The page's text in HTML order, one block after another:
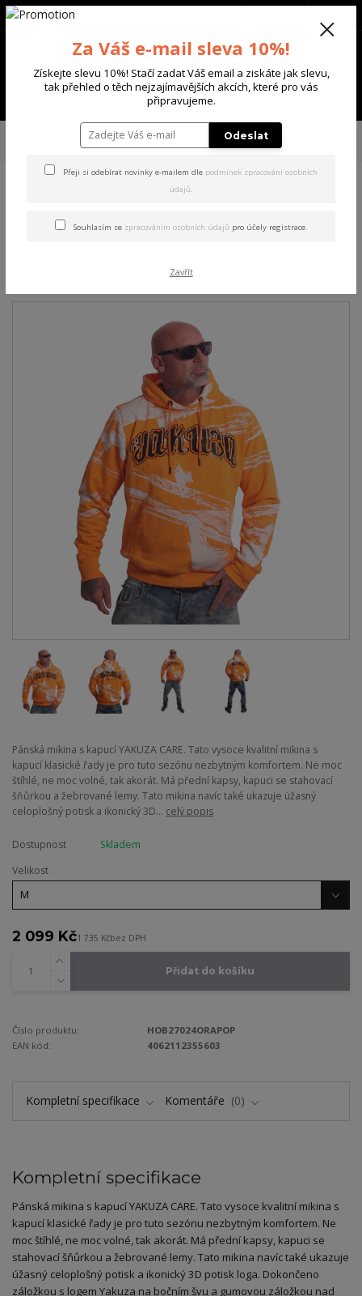
Menu
+420 702 136 620
MIKINY
Yakuza pánská mikina s kapucí Care Allover
Hoodie orange/popsicle M
kapucí Care Allover Hoodie
Pánská mikina s kapucí YAKUZA CARE. Tato vysoce kvalitní mikina s
kapucí klasické řady je pro tuto sezónu nezbytným komfortem. Ne moc
štíhlé, ne moc volné, tak akorát. Má přední kapsy, kapuci se stahovací
šňůrkou a žebrované lemy. Tato mikina navíc také ukazuje úžasný
celoplošný potisk a ikonický 3D... celý popis
Dostupnost
Skladem
Velikost
2 099 Kč1 735 Kčbez DPH
Přidat do košíku
Číslo produktu:
HOB27024ORAPOP
EAN kód:
4062112355603
Kompletní specifikace Komentáře 0
Kompletní specifikace
Pánská mikina s kapucí YAKUZA CARE. Tato vysoce kvalitní mikina s
kapucí klasické řady je pro tuto sezónu nezbytným komfortem. Ne
moc štíhlé, ne moc volné, tak akorát. Má přední kapsy, kapuci se
stahovací šňůrkou a žebrované lemy. Tato mikina navíc také ukazuje
úžasný celoplošný potisk a ikonický 3D potisk loga. Dokončeno
záložkou s logem Yakuza na bočním švu a gumovou záložkou nad
Za Váš e-mail sleva 10%!
Získejte slevu 10%! Stačí zadat Váš email a ziskáte jak slevu,
tak přehled o těch nejzajímavějších akcích, které pro vás
připravujeme.
Odeslat
Přeji si odebírat novinky e-mailem dle podmínek zpracování osobních
údajů.
Souhlasím se zpracováním osobních údajů pro účely registrace.
Zavřít